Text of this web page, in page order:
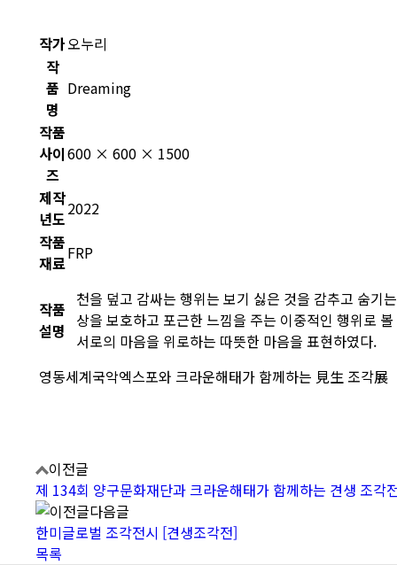
작가오누리
작
품
명
Dreaming
작품
사이
즈
600 × 600 × 1500
제작
년도2022
작품
재료FRP
작품
설명
천을 덮고 감싸는 행위는 보기 싫은 것을 감추고 숨기
상을 보호하고 포근한 느낌을 주는 이중적인 행위로
서로의 마음을 위로하는 따뜻한 마음을 표현하였다.
영동세계국악엑스포와 크라운해태가 함께하는 見生 조각展
이전글
제 134회 양구문화재단과 크라운해태가 함께하는 견생 조각
다음글
한미글로벌 조각전시 [견생조각전]
목록